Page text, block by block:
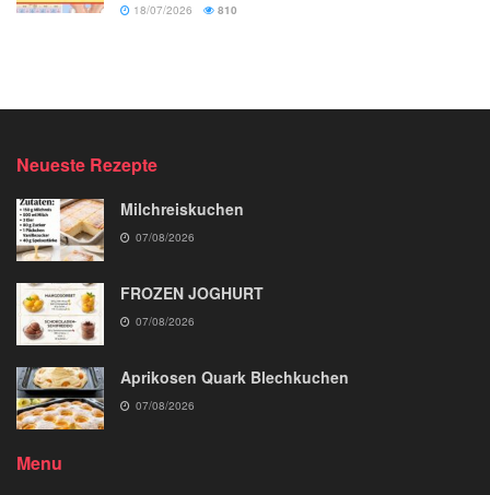
18/07/2026 810
Neueste Rezepte
Milchreiskuchen
07/08/2026
FROZEN JOGHURT
07/08/2026
Aprikosen Quark Blechkuchen
07/08/2026
Menu